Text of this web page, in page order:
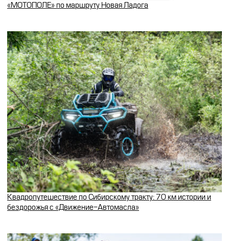
«МОТОПОЛЕ» по маршруту Новая Ладога
Квадропутешествие по Сибирскому тракту: 70 км истории и
бездорожья с «Движение-Автомасла»